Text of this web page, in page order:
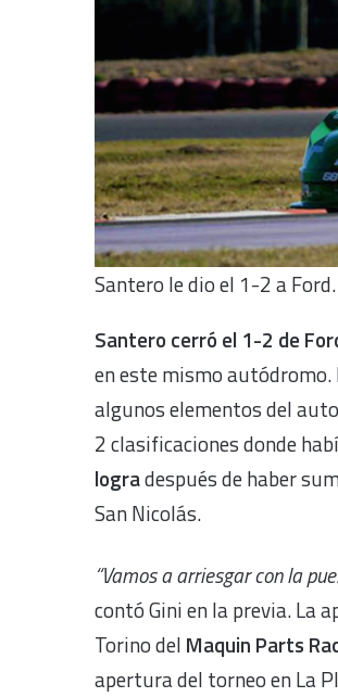
Santero le dio el 1-2 a Ford.
Santero cerró el 1-2 de
en este mismo autódromo.
algunos elementos del
2 clasificaciones donde
logradespués de haber
San Nicolás.
“Vamos a arriesgar con la
contó Gini en la previa. La
Torino del Maquin Parts
apertura del torneo en La